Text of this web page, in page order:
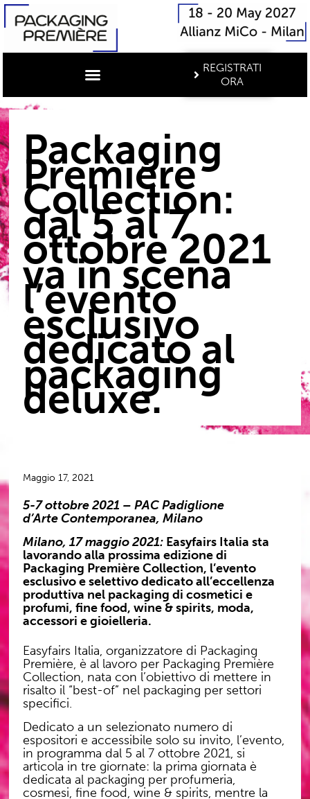
REGISTRATI
ORA
Packaging
Première
Collection:
dal 5 al 7
ottobre 2021
va in scena
l’evento
esclusivo
dedicato al
packaging
deluxe.
Maggio 17, 2021
5-7 ottobre 2021 – PAC Padiglione
d’Arte Contemporanea, Milano
Milano, 17 maggio 2021: Easyfairs Italia sta
lavorando alla prossima edizione di
Packaging Première Collection, l’evento
esclusivo e selettivo dedicato all’eccellenza
produttiva nel packaging di cosmetici e
profumi, fine food, wine & spirits, moda,
accessori e gioielleria.
Easyfairs Italia, organizzatore di Packaging
Première, è al lavoro per Packaging Première
Collection, nata con l’obiettivo di mettere in
risalto il “best-of” nel packaging per settori
specifici.
Dedicato a un selezionato numero di
espositori e accessibile solo su invito, l’evento,
in programma dal 5 al 7 ottobre 2021, si
articola in tre giornate: la prima giornata è
dedicata al packaging per profumeria,
cosmesi, fine food, wine & spirits, mentre la